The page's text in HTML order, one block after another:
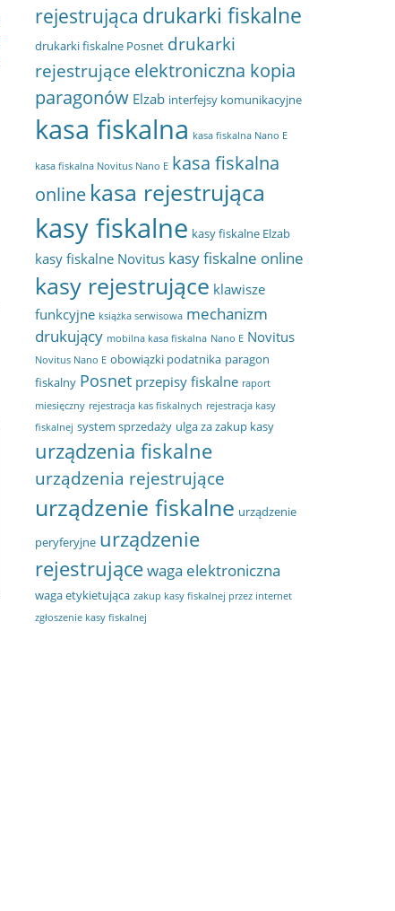
rejestrująca drukarki fiskalne
drukarki fiskalne Posnet drukarki
rejestrujące elektroniczna kopia
paragonów Elzab interfejsy komunikacyjne
kasa fiskalna kasa fiskalna Nano E
kasa fiskalna Novitus Nano E kasa fiskalna
online kasa rejestrująca
kasy fiskalne kasy fiskalne Elzab
kasy fiskalne Novitus kasy fiskalne online
kasy rejestrujące klawisze
funkcyjne książka serwisowa mechanizm
drukujący mobilna kasa fiskalna Nano E Novitus
Novitus Nano E obowiązki podatnika paragon
fiskalny Posnet przepisy fiskalne raport
miesięczny rejestracja kas fiskalnych rejestracja kasy
fiskalnej system sprzedaży ulga za zakup kasy
urządzenia fiskalne
urządzenia rejestrujące
urządzenie fiskalne urządzenie
peryferyjne urządzenie
rejestrującewaga elektroniczna
waga etykietująca zakup kasy fiskalnej przez internet
zgłoszenie kasy fiskalnej